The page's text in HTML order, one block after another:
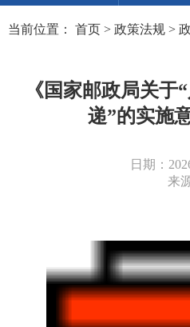
当前位置： 首页 > 政策法规 >
《国家邮政局关于
递”的实施
日期：
来